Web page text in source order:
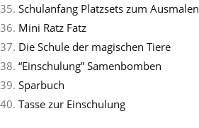
35. Schulanfang Platzsets zum Ausmalen
36. Mini Ratz Fatz
37. Die Schule der magischen Tiere
38. “Einschulung” Samenbomben
39. Sparbuch
40. Tasse zur Einschulung